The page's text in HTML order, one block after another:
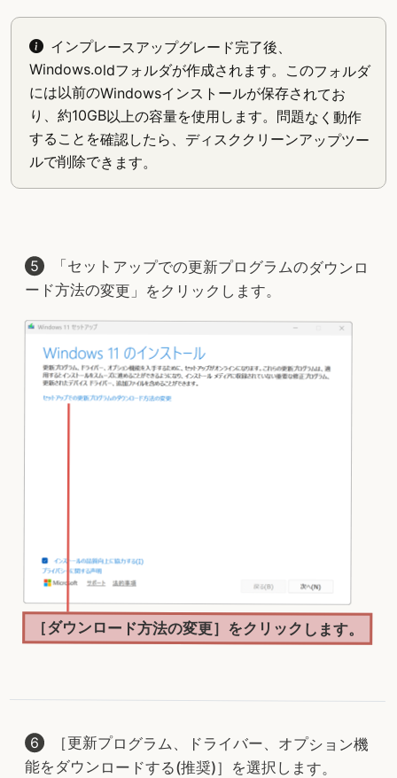
インプレースアップグレード完了後、
Windows.oldフォルダが作成されます。このフォルダ
には以前のWindowsインストールが保存されてお
り、約10GB以上の容量を使用します。問題なく動作
することを確認したら、ディスククリーンアップツー
ルで削除できます。
「セットアップでの更新プログラムのダウンロ
ード方法の変更」をクリックします。
［ダウンロード方法の変更］をクリックします。
［更新プログラム、ドライバー、オプション機
能をダウンロードする(推奨)］を選択します。